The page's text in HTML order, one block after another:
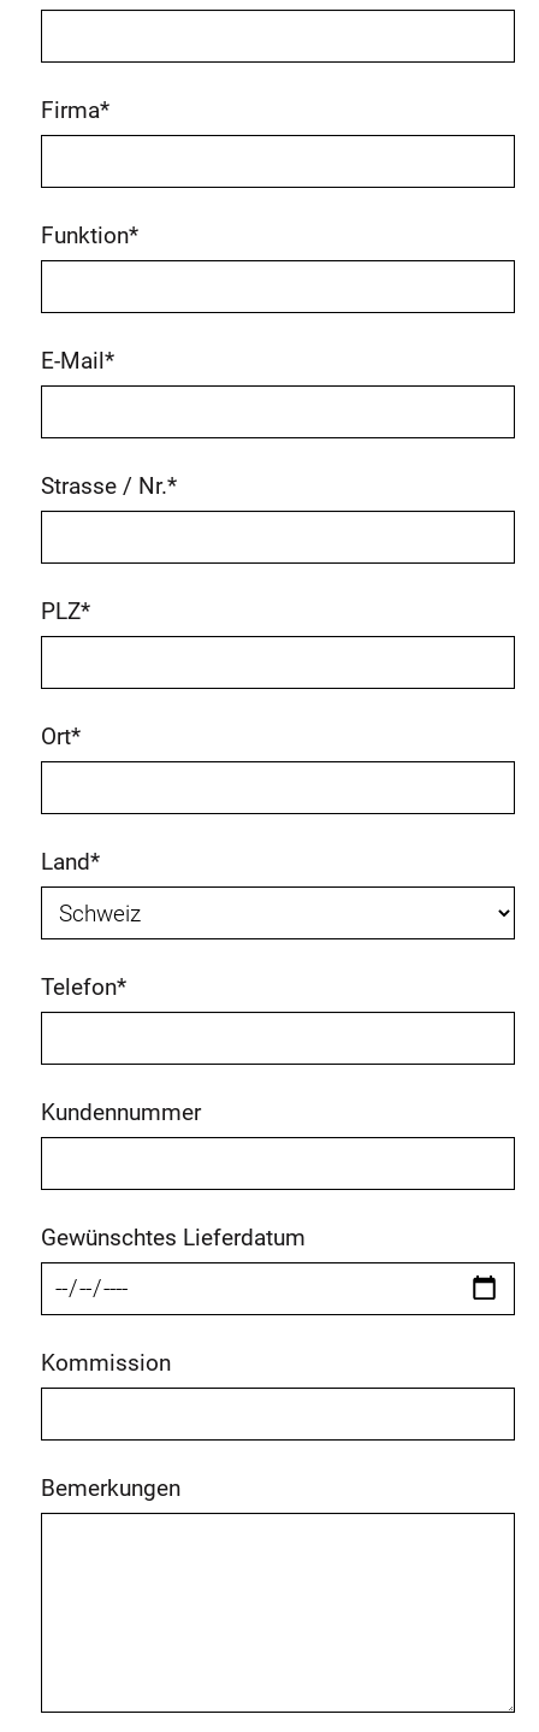
Firma*
Funktion*
E-Mail*
Strasse / Nr.*
PLZ*
Ort*
Land*
Telefon*
Kundennummer
Gewünschtes Lieferdatum
Kommission
Bemerkungen